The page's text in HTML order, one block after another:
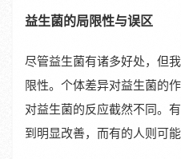
益生菌的局限性与误区
尽管益生菌有诸多好处，但
限性。个体差异对益生菌的
对益生菌的反应截然不同。
到明显改善，而有的人则可